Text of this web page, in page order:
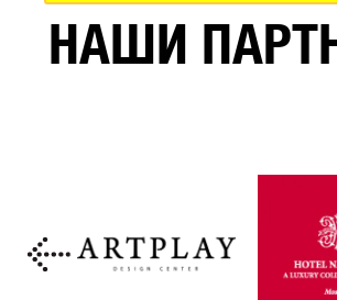
НАШИ